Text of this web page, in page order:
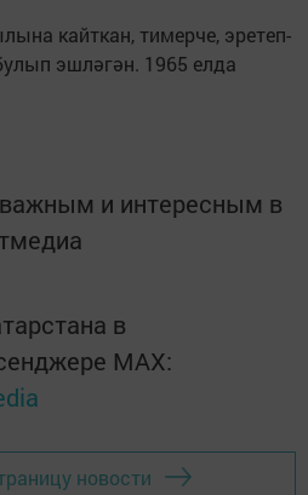
кайткан, тимерче, эретеп-
эшләгән. 1965 елда
и интересным в
в
MАХ:
новости